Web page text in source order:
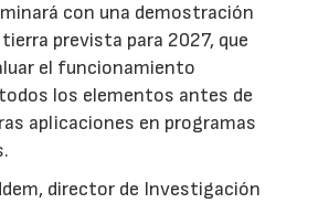
con una demostración
prevista para 2027, que
el funcionamiento
los elementos antes de
aplicaciones en programas
director de Investigación